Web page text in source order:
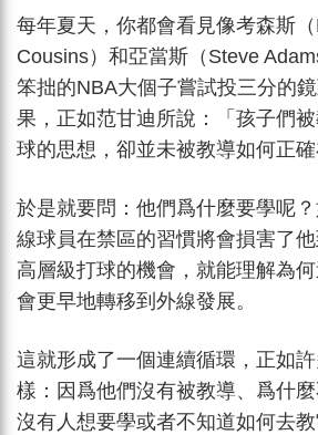
每年夏天，你都會看見像考森斯
Cousins）和亞當斯（Steve
笨拙的NBA大個子嘗試投三分的
果，正如范甘迪所說：「孩子們
球的思想，卻並未被教導如何正確
於是就要問：他們爲什麼要學呢
線球員在禁區的習慣將會損害了
高層級打球的機會，就能理解為
會更早地轉移到外線發展。
這就形成了一個連續循環，正如
樣：因爲他們沒有被教導、爲什
沒有人想要學或者不知道如何去